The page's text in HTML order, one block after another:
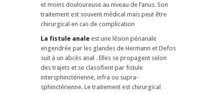
et moins douloureuse au niveau de l’anus. Son
traitement est souvent médical mais peut être
chirurgical en cas de complication
La fistule anale est une lésion périanale
engendrée par les glandes de Hermann et Defos
suit à un abcès anal . Elles se propagent selon
des trajets et se classifient par fistule
intersphinctérienne, infra ou supra-
sphinctérienne. Le traitement est chirurgical